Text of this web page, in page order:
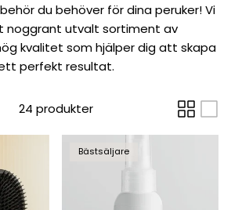
du behöver för dina peruker! Vi
noggrant utvalt sortiment av
kvalitet som hjälper dig att skapa
perfekt resultat.
24 produkter
Bästsäljare